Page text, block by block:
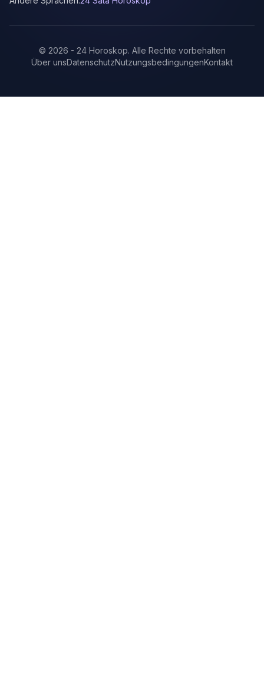
© 2026 - 24 Horoskop. Alle Rechte vorbehalten
Über unsDatenschutzNutzungsbedingungenKontakt